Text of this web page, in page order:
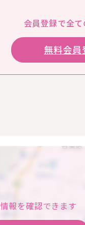
会員登録で全
無料会
情報を確認できます